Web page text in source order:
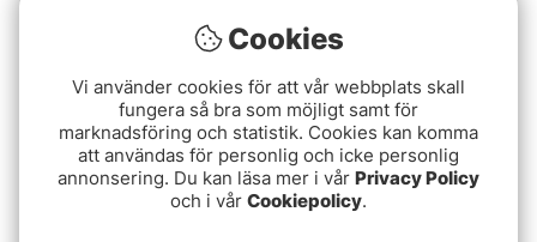
Wolly Bugger Cone olive
35 kr
Zonker Olive BH # 6
39 kr
Slutsåld
Cookies
Vi använder cookies för att vår webbplats skall
fungera så bra som möjligt samt för
marknadsföring och statistik. Cookies kan komma
att användas för personlig och icke personlig
annonsering. Du kan läsa mer i vår Privacy Policy
och i vår Cookiepolicy.